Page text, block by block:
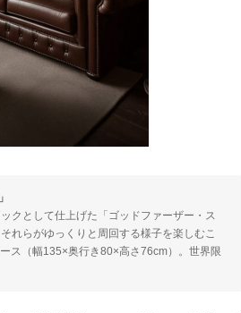
クとして仕上げた「ゴッドファーザー・ス
れらがゆっくりと周回する様子を楽しむこ
ス（幅135×奥行き80×高さ76cm）。世界限